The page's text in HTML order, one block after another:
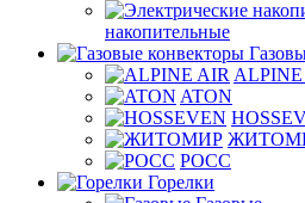
накопительные
ALPINE
ATON
РОСС
Горелки